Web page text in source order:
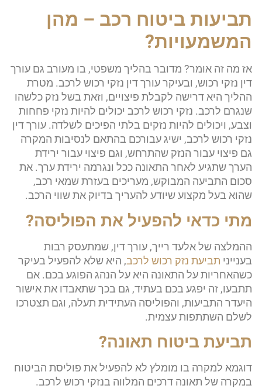
תביעות ביטוח רכב – מהן
המשמעויות?
אז מה זה אומר? מדובר בהליך משפטי, בו מעורב גם עורך
דין נזקי רכוש, ובעיקר עורך דין נזקי רכוש לרכב. מטרת
ההליך היא דרישה לקבלת פיצויים, וזאת בשל נזק כלשהו
שנגרם לרכב. נזקי רכוש לרכב יכולים להיות נזקי פחחות
וצבע, ויכולים להיות נזקים בלתי הפיכים לשלדה. עורך דין
נזקי רכוש לרכב, ישיג עבורכם בהתאם לנסיבות המקרה
גם פיצוי עבור הנזק שהתרחש, וגם פיצוי עבור ירידת
הערך שתגיע לאחר התאונה ככל ונגרמה ירידת ערך. את
סכום התביעה המבוקש, מעריכים בעזרת שמאי רכב,
שהוא בעל מקצוע שיודע להעריך בדיוק את שווי הרכב.
מתי כדאי להפעיל את הפוליסה?
ההמלצה של אלעד רייך, עורך דין, שמתעסק רבות
בענייני תביעת נזק רכוש לרכב, היא שלא להפעיל בעיקר
כשהאחריות על התאונה היא על הנהג הפוגע בכם. אם
תתבעו, זה יפגע בכם בעתיד, גם בכך שתאבדו את אישור
היעדר התביעות, והפוליסה העתידית תעלה, וגם תצטרכו
לשלם השתתפות עצמית.
תביעת ביטוח תאונה?
דוגמא למקרה בו מומלץ לא להפעיל את פוליסת הביטוח
במקרה של תאונה דרכים המלווה בנזקי רכוש לרכב.